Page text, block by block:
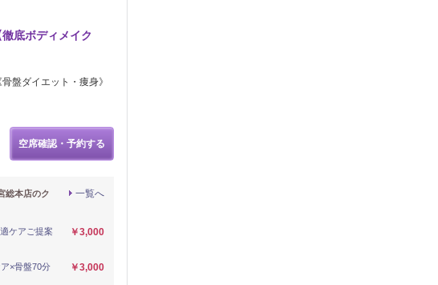
底ボディメイク
盤ダイエット・痩身》
空席確認・予約する
一覧へ
総本店のク
ケアご提案
￥3,000
×骨盤70分
￥3,000